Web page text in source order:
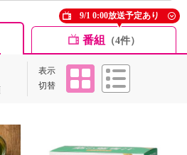
番組 （4件）
9/1 0:00放送予定あり
表示
切替
タイル